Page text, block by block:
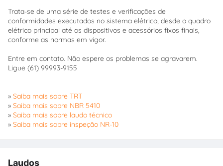
Trata-se de uma série de testes e verificações de
conformidades executados no sistema elétrico, desde o quadro
elétrico principal até os dispositivos e acessórios fixos finais,
conforme as normas em vigor.
Entre em contato. Não espere os problemas se agravarem.
Ligue (61) 99993-9155
» Saiba mais sobre TRT
» Saiba mais sobre NBR 5410
» Saiba mais sobre laudo técnico
» Saiba mais sobre inspeção NR-10
Laudos